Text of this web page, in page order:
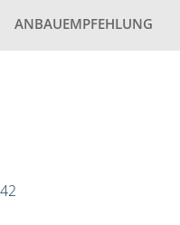
ANBAUEMPFEHLUNG